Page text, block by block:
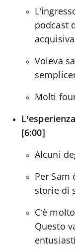
podcast
Voleva
Molti
[6:00]
Alcuni
Per
storie di
C’è
Questo